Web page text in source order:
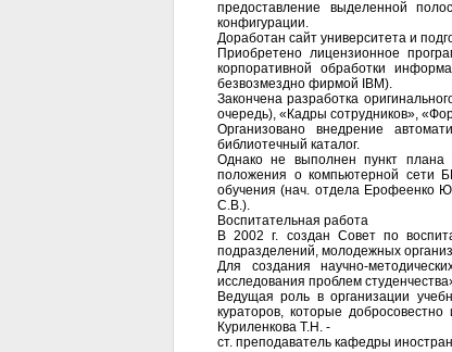
предоставление выделенной
конфигурации.
Доработан сайт университета и
Приобретено лицензионное
корпоративной обработки
безвозмездно фирмой IBM).
Закончена разработка
очередь), «Кадры сотрудников»,
Организовано внедрение
библиотечный каталог.
Однако не выполнен пункт плана
положения о компьютерной сети
обучения (нач. отдела Ерофеенко
С.В.).
Воспитательная работа
В 2002 г. создан Совет по
подразделений, молодежных
Для создания научно-
исследования проблем
Ведущая роль в организации
кураторов, которые
Куриленкова Т.Н. -
ст. преподаватель кафедры